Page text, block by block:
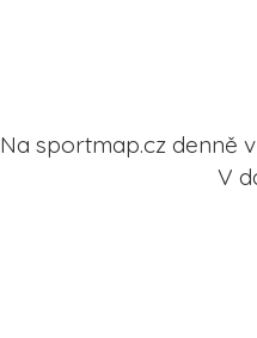
Na sportmap.cz denně
V